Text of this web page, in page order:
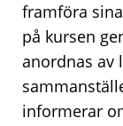
framföra
på kursen
anordnas av
informerar